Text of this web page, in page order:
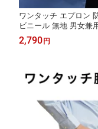
ワンタッチ エプロン
ビニール 無地 男女兼
屋 豆腐 介護 石材 魚
ワンタッチ前掛 防水
2,790 円